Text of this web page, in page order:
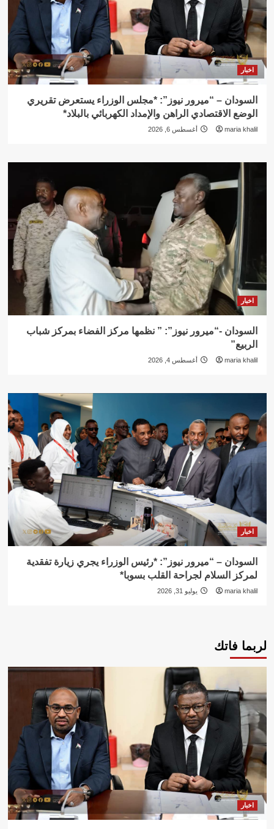
اخبار
السودان – “ميرور نيوز”: *مجلس الوزراء يستعرض تقريري
الوضع الاقتصادي الراهن والإمداد الكهربائي بالبلاد*
maria khalil أغسطس 6, 2026
اخبار
السودان -“ميرور نيوز”: ” نظمها مركز الفضاء بمركز شباب
الربيع”
maria khalil أغسطس 4, 2026
اخبار
السودان – “ميرور نيوز”: *رئيس الوزراء يجري زيارة تفقدية
لمركز السلام لجراحة القلب بسوبا*
maria khalil يوليو 31, 2026
لربما فاتك
اخبار